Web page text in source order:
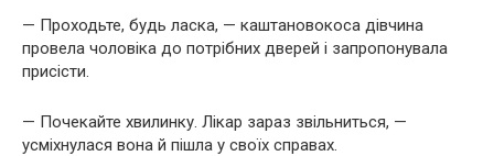
— Проходьте, будь ласка, — каштановокоса дівчина
провела чоловіка до потрібних дверей і запропонувала
присісти.
— Почекайте хвилинку. Лікар зараз звільниться, —
усміхнулася вона й пішла у своїх справах.